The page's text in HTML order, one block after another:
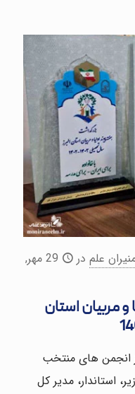
علم در
29 مهر,
مربیان استان
از انجمن های منتخب
استاندار، مدیر کل